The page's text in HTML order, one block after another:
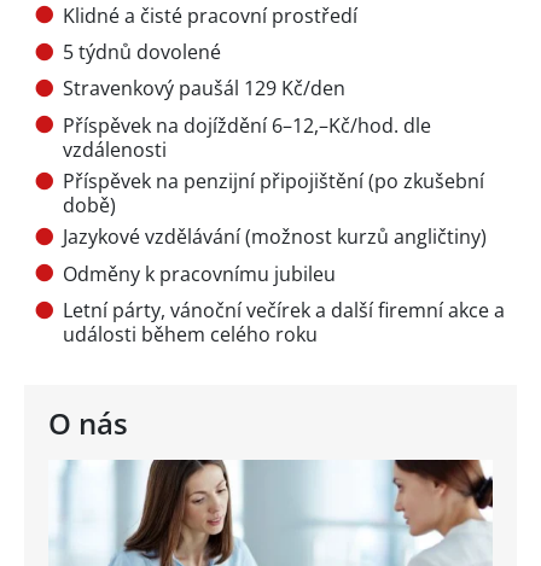
O nás
Klidné a čisté pracovní prostředí
5 týdnů dovolené
Stravenkový paušál 129 Kč/den
Příspěvek na dojíždění 6–12,–Kč/hod. dle
vzdálenosti
Příspěvek na penzijní připojištění (po zkušební
době)
Jazykové vzdělávání (možnost kurzů angličtiny)
Odměny k pracovnímu jubileu
Letní párty, vánoční večírek a další firemní akce a
události během celého roku